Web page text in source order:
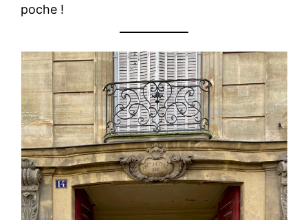
poche !